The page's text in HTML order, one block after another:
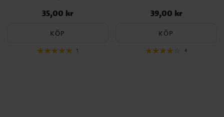
Pris:35,00 kr
35,00 kr
KÖP
1
Pris:39,00 kr
39,00 kr
KÖP
4